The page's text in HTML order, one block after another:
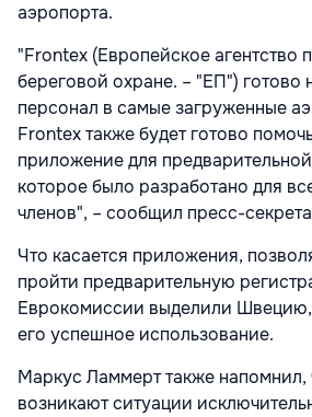
аэропорта.
"Frontex (Европейское агентство
береговой охране. – "ЕП") готово
персонал в самые загруженные
Frontex также будет готово
приложение для
которое было разработано для
членов", – сообщил пресс-
Что касается приложения,
пройти предварительную
Еврокомиссии выделили Швецию,
его успешное использование.
Маркус Ламмерт также напомнил,
возникают ситуации